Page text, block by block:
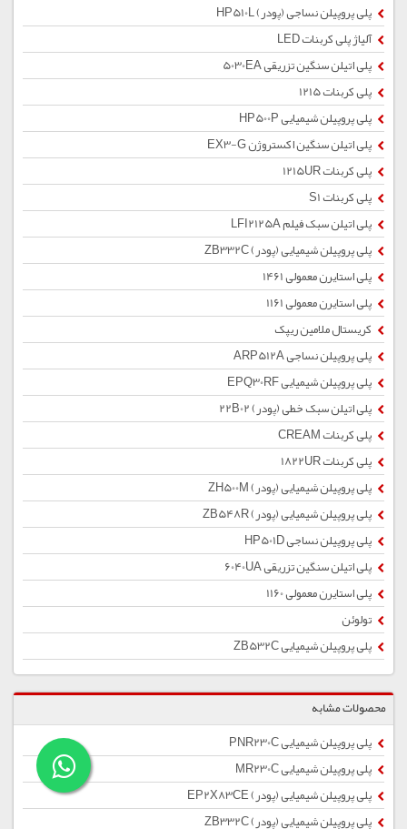
پلی پروپیلن نساجی (پودر) HP510L
آلیاژ پلی کربنات LED
پلی اتیلن سنگین تزریقی 5030EA
پلی کربنات 1215
پلی پروپیلن شیمیایی HP500P
پلی اتیلن سنگین اکستروژن EX3-G
پلی کربنات 1215UR
پلی کربنات S1
پلی اتیلن سبک فیلم LFI2125A
پلی پروپیلن شیمیایی (پودر) ZB332C
پلی استایرن معمولی 1461
پلی استایرن معمولی 1161
کریستال ملامین ریپک
پلی پروپیلن نساجی ARP512A
پلی پروپیلن شیمیایی EPQ30RF
پلی اتیلن سبک خطی (پودر) 22B02
پلی کربنات CREAM
پلی کربنات 1822UR
پلی پروپیلن شیمیایی (پودر) ZH500M
پلی پروپیلن شیمیایی (پودر) ZB548R
پلی پروپیلن نساجی HP501D
پلی اتیلن سنگین تزریقی 6040UA
پلی استایرن معمولی 1160
تولوئن
پلی پروپیلن شیمیایی ZB532C
محصولات مشابه
پلی پروپیلن شیمیایی PNR230C
پلی پروپیلن شیمیایی MR230C
پلی پروپیلن شیمیایی (پودر) EP2X83CE
پلی پروپیلن شیمیایی (پودر) ZB332C